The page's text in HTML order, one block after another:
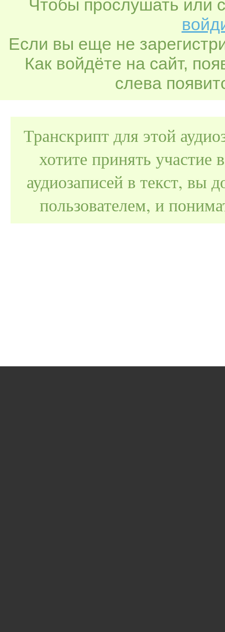
Чтобы прослушать или
Если вы еще не
Как войдёте на сайт,
слева
Транскрипт для этой
хотите принять
аудиозаписей в текст, вы
пользователем, и